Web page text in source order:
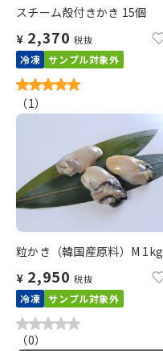
スチーム殻付きかき 15個
¥ 2,370 税抜
冷凍 サンプル対象外
（1）
粒かき（韓国産原料）M 1kg
¥ 2,950 税抜
冷凍 サンプル対象外
（0）